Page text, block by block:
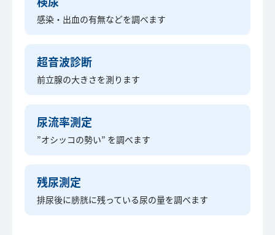
感染・出血の有無などを調べます
超音波診断
前立腺の大きさを測ります
尿流率測定
”オシッコの勢い” を調べます
残尿測定
排尿後に膀胱に残っている尿の量を調べます